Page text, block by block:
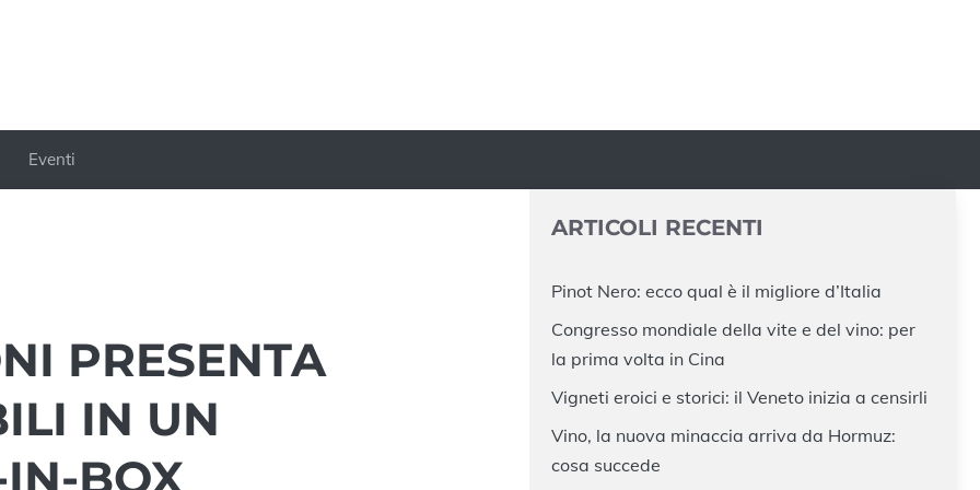
Eventi
PRESENTA
IN UN
BOX
ARTICOLI RECENTI
Pinot Nero: ecco qual è il migliore d’Italia
Congresso mondiale della vite e del vino: per
la prima volta in Cina
Vigneti eroici e storici: il Veneto inizia a censirli
Vino, la nuova minaccia arriva da Hormuz:
cosa succede